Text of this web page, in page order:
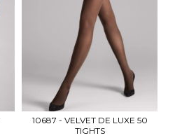
10687 - VELVET DE LUXE 50
TIGHTS